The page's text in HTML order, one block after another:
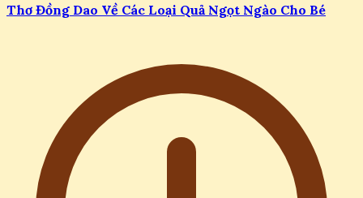
Thơ Đồng Dao Về Các Loại Quả Ngọt Ngào Cho Bé